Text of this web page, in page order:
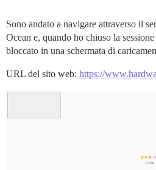
Sono andato a navigare attraverso il
Ocean e, quando ho chiuso la
bloccato in una schermata di
URL del sito web: https://